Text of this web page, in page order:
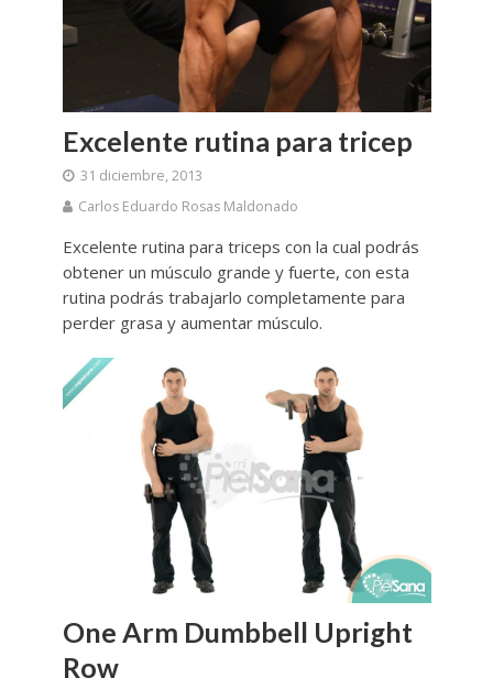
Excelente rutina para tricep
31 diciembre, 2013
Carlos Eduardo Rosas Maldonado
Excelente rutina para triceps con la cual podrás
obtener un músculo grande y fuerte, con esta
rutina podrás trabajarlo completamente para
perder grasa y aumentar músculo.
One Arm Dumbbell Upright
Row